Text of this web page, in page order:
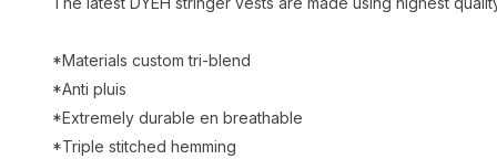
*Materials custom tri-blend
*Anti pluis
*Extremely durable en breathable
*Triple stitched hemming